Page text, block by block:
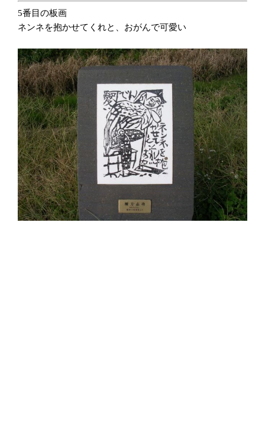
5番目の板画
ネンネを抱かせてくれと、おがんで可愛い